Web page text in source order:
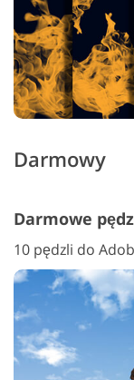
Darmowy
Darmowe
10 pędzli do